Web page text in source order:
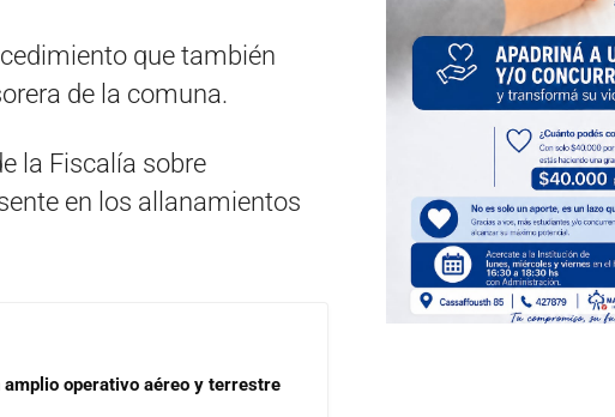
que también
de la comuna.
la Fiscalía sobre
en los allanamientos
operativo aéreo y terrestre